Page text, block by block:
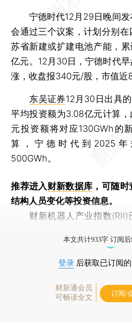
宁德时代12月29日晚间发
会通过三个议案，计划分别
苏省新建或扩建电池产能，
亿元。12月30日，宁德时代
涨，收盘报340元/股，市值近
东吴证券12月30日出具
平均投资额为3.08亿元计算
元投资额将对应130GWh的
算，宁德时代到2025
500GWh。
推荐进入财新数据库 ，可随
结构人员变化等投资信息。
财新机器人产业指数(RII)
本文共计933字 订阅
登录 后获取已订阅
财新通会员
可畅读全文
订阅/